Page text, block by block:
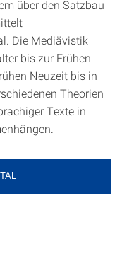
über den Satzbau
Die Mediävistik
bis zur Frühen
Neuzeit bis in
Theorien
Texte in